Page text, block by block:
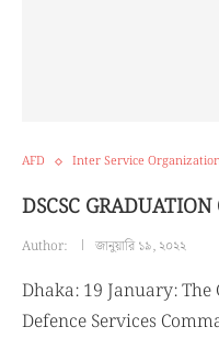
AFD Inter Service
DSCSC
Author: জানুয়ারি ১৯, ২০২২
Dhaka: 19 January:
Defence Services